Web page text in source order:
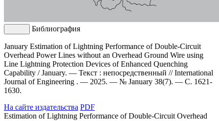
Библиография
January Estimation of Lightning Performance of Double-Circuit
Overhead Power Lines without an Overhead Ground Wire using
Line Lightning Protection Devices of Enhanced Quenching
Capability / January. — Текст : непосредственный // International
Journal of Engineering . — 2025. — № January 38(7). — С. 1621-
1630.
На сайте издательства PDF
Estimation of Lightning Performance of Double-Circuit Overhead